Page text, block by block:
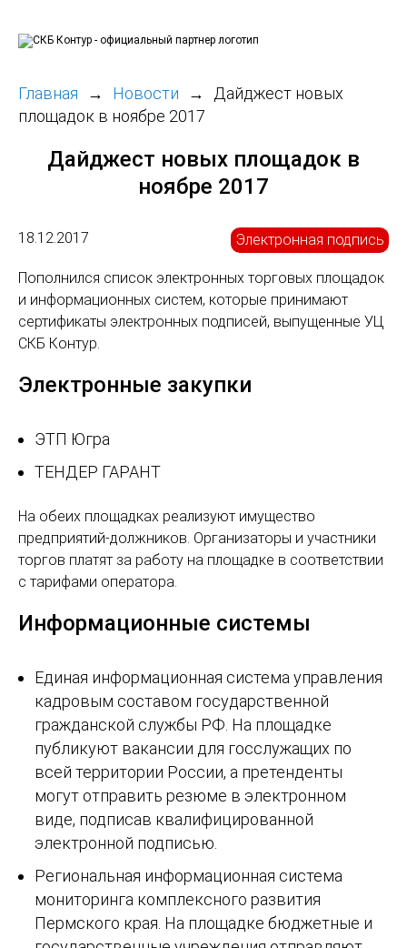
Главная Новости
Дайджест новых
площадок в ноябре 2017
Дайджест новых площадок в
ноябре 2017
18.12.2017 Электронная подпись
Пополнился список электронных торговых площадок
и информационных систем, которые принимают
сертификаты электронных подписей, выпущенные УЦ
СКБ Контур.
Электронные закупки
ЭТП Югра
ТЕНДЕР ГАРАНТ
На обеих площадках реализуют имущество
предприятий-должников. Организаторы и участники
торгов платят за работу на площадке в соответствии
с тарифами оператора.
Информационные системы
Единая информационная система управления
кадровым составом государственной
гражданской службы РФ. На площадке
публикуют вакансии для госслужащих по
всей территории России, а претенденты
могут отправить резюме в электронном
виде, подписав квалифицированной
электронной подписью.
Региональная информационная система
мониторинга комплексного развития
Пермского края. На площадке бюджетные и